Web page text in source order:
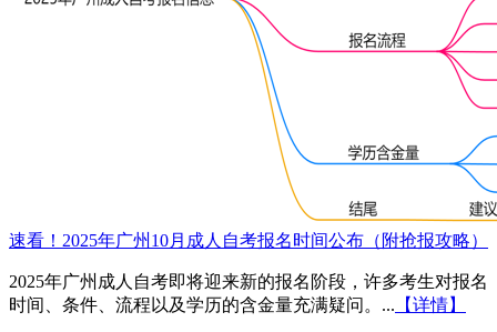
速看！2025年广州10月成人自考报名时间公布（附抢报攻略）
2025年广州成人自考即将迎来新的报名阶段，许多考生对报名
时间、条件、流程以及学历的含金量充满疑问。... 【详情】